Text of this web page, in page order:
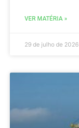
VER MATÉRIA »
29 de julho de 2026